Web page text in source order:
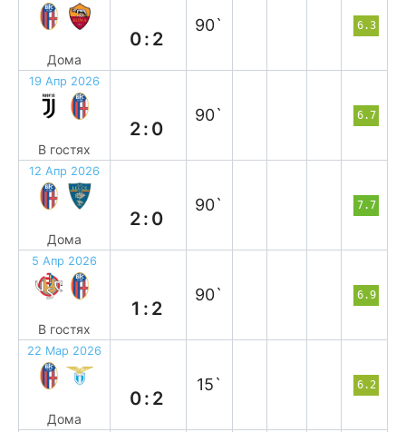
Дома
0:2
90` 6.3
19 Апр 2026
В гостях
2:0
90` 6.7
12 Апр 2026
Дома
2:0
90` 7.7
5 Апр 2026
В гостях
1:2
90` 6.9
22 Мар 2026
Дома
0:2
15` 6.2